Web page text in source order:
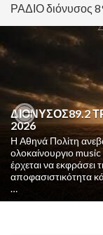
ΡΑΔΙΟ διόνυσος
ΔΙΟΝΥΣΟΣ89.2
2026
Η Αθηνά Πολίτη
ολοκαίνουργιο
έρχεται να
αποφασιστικότητα
…
Previous